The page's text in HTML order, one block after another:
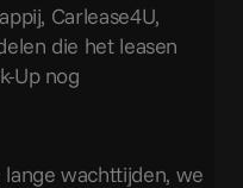
Carlease4U,
die het leasen
Up nog
wachttijden, we